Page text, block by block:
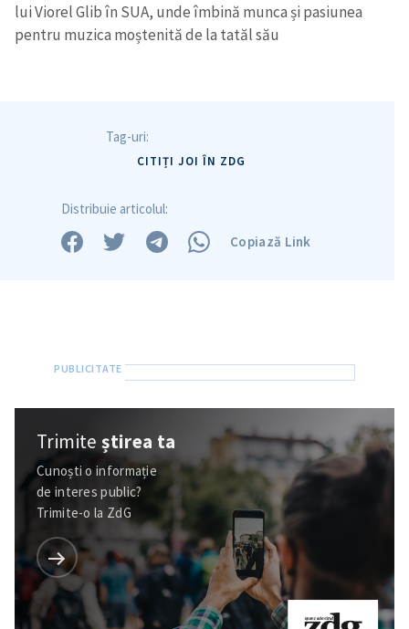
lui Viorel Glib în SUA, unde îmbină munca și pasiunea
pentru muzica moștenită de la tatăl său
Tag-uri:
CITIȚI JOI ÎN ZDG
Distribuie articolul:
Copiază Link
Trimiteștirea ta
Cunoști o informație
de interes public?
Trimite-o la ZdG